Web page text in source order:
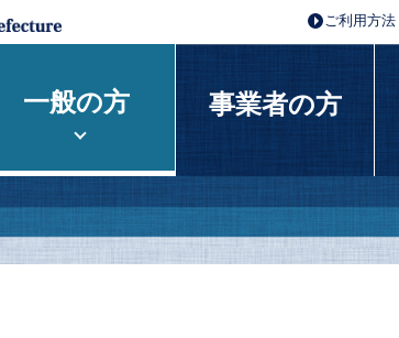
ご利用方法
一般の方 事業者の方